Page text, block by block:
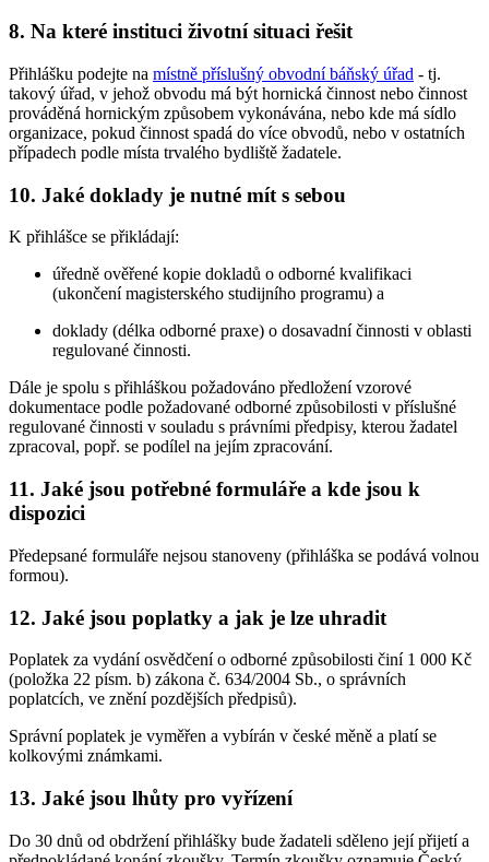
8. Na které instituci životní situaci řešit
Přihlášku podejte na místně příslušný obvodní báňský úřad - tj.
takový úřad, v jehož obvodu má být hornická činnost nebo činnost
prováděná hornickým způsobem vykonávána, nebo kde má sídlo
organizace, pokud činnost spadá do více obvodů, nebo v ostatních
případech podle místa trvalého bydliště žadatele.
10. Jaké doklady je nutné mít s sebou
K přihlášce se přikládají:
úředně ověřené kopie dokladů o odborné kvalifikaci
(ukončení magisterského studijního programu) a
doklady (délka odborné praxe) o dosavadní činnosti v oblasti
regulované činnosti.
Dále je spolu s přihláškou požadováno předložení vzorové
dokumentace podle požadované odborné způsobilosti v příslušné
regulované činnosti v souladu s právními předpisy, kterou žadatel
zpracoval, popř. se podílel na jejím zpracování.
11. Jaké jsou potřebné formuláře a kde jsou k
dispozici
Předepsané formuláře nejsou stanoveny (přihláška se podává volnou
formou).
12. Jaké jsou poplatky a jak je lze uhradit
Poplatek za vydání osvědčení o odborné způsobilosti činí 1 000 Kč
(položka 22 písm. b) zákona č. 634/2004 Sb., o správních
poplatcích, ve znění pozdějších předpisů).
Správní poplatek je vyměřen a vybírán v české měně a platí se
kolkovými známkami.
13. Jaké jsou lhůty pro vyřízení
Do 30 dnů od obdržení přihlášky bude žadateli sděleno její přijetí a